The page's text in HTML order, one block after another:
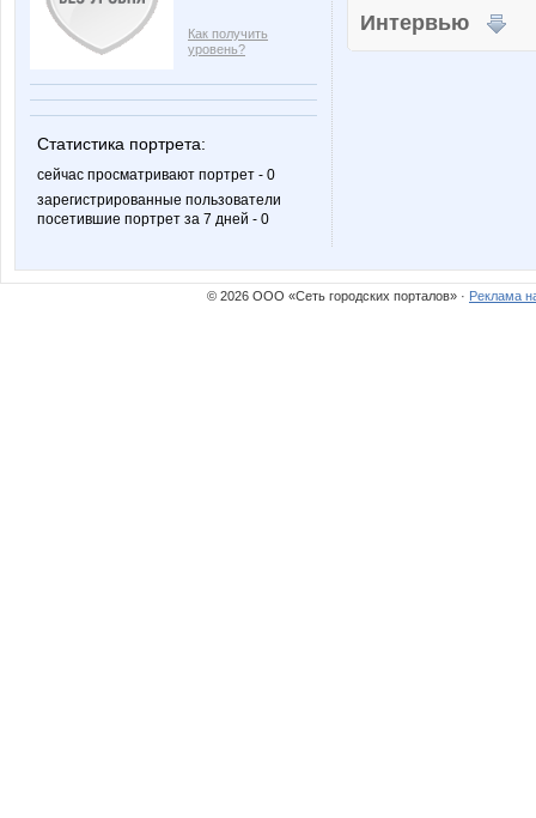
Как получить
уровень?
Статистика портрета:
сейчас просматривают портрет - 0
зарегистрированные пользователи
посетившие портрет за 7 дней - 0
Интервью
© 2026 ООО «Сеть городских порталов» · Реклама